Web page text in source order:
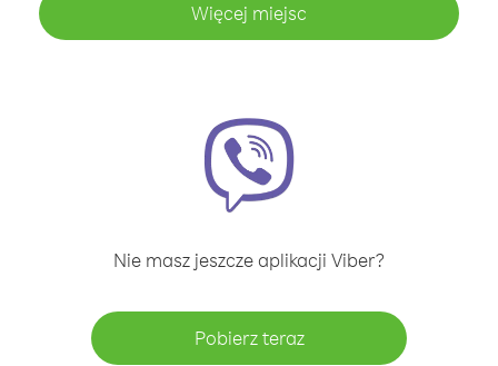
Więcej miejsc
Nie masz jeszcze aplikacji Viber?
Pobierz teraz